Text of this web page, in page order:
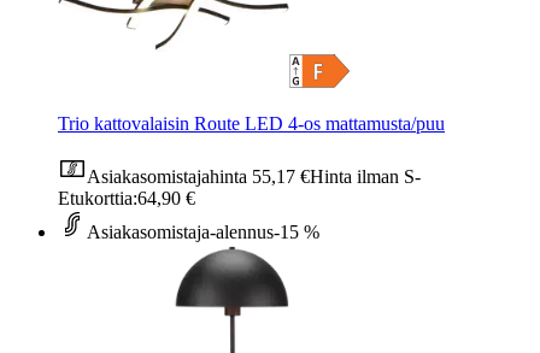
Trio kattovalaisin Route LED 4-os mattamusta/puu
Asiakasomistajahinta 55,17 €Hinta ilman S-
Etukorttia:64,90 €
Asiakasomistaja-alennus-15 %